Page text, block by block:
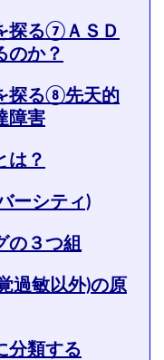
探る⑦ＡＳＤ
のか？
探る⑧先天的
障害
は？
ーシティ)
３つ組
過敏以外)の原
分類する